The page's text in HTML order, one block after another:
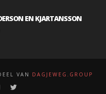
EN KJARTANSSON
VAN DAGJEWEG.GROUP